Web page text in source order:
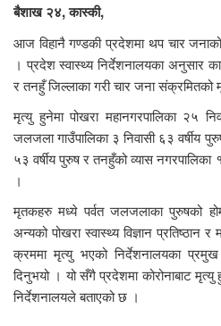
बैशाख २४, कास्की,
आज विहानै गण्डकी प्रदेशमा थप चार
। प्रदेश स्वास्थ्य निर्देशनालयका अनुसार
र तनहुँ जिल्लाका गरी चार जना संक्रमितको
मृत्यु हुनेमा पोखरा महानगरपालिका २५
जलजला गाउँपालिका ३ निवासी ६३ वर्षीय
५३ वर्षीय पुरुष र तनहुँको व्यास नगरपालिका
।
मृतकहरु मध्ये पर्वत जलजलाका पुरुषको
अन्यको पोखरा स्वास्थ्य विज्ञान प्रतिष्ठान
क्रममा मृत्यु भएको निर्देशनालयका प्रमुख
दिनुभयो । यो सँगै प्रदेशमा कोरोनाबाट
निर्देशनालयले बताएको छ ।